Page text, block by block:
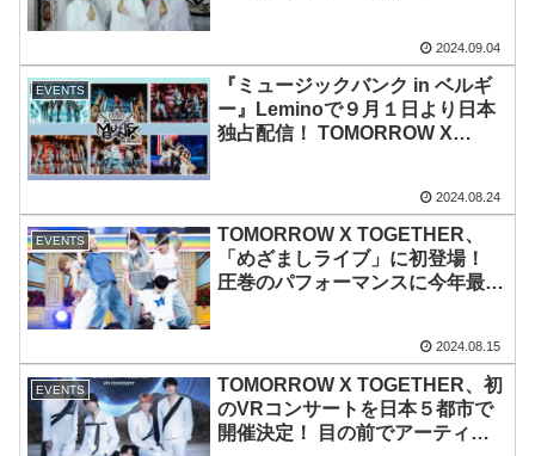
2024.09.04
EVENTS
『ミュージックバンク in ベルギ
ー』Leminoで９月１日より日本
独占配信！ TOMORROW X
ZEROBASEONE、RIIZEが一夜
限りの特別なステージを披露！
パク・ボゴムがピアノ伴奏…本公
演だけのスペシャルコラボも
2024.08.24
EVENTS
TOMORROW X TOGETHER、
「めざましライブ」に初登場！
圧巻のパフォーマンスに今年最多
も！ 明日８月16日、フジテレビ
『めざましテレビ』内にて放送予
定
2024.08.15
EVENTS
TOMORROW X TOGETHER、初
のVRコンサートを日本５都市で
開催決定！ 目の前でアーティス